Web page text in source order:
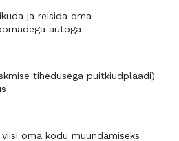
ja reisida oma
autoga
tihedusega puitkiudplaadi)
oma kodu muundamiseks